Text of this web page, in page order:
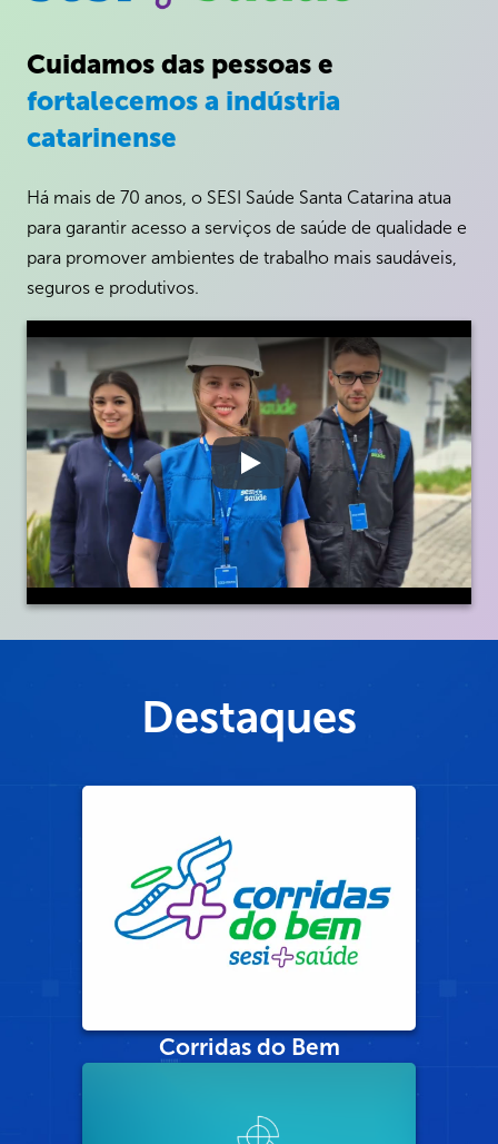
Cuidamos das pessoas e
fortalecemos a indústria
catarinense
Há mais de 70 anos, o SESI Saúde Santa Catarina atua
para garantir acesso a serviços de saúde de qualidade e
para promover ambientes de trabalho mais saudáveis,
seguros e produtivos.
Destaques
Corridas do Bem